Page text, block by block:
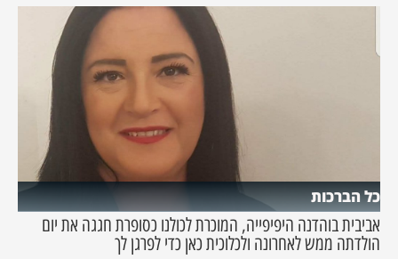
כל הברכות
אביבית בוהדנה היפיפייה, המוכרת לכולנו כסופרת חגגה את יום
הולדתה ממש לאחרונה ולכלוכית כאן כדי לפרגן לך